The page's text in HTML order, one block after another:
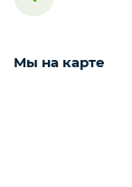
Соки
Мы на карте